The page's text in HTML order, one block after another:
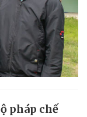
pháp chế